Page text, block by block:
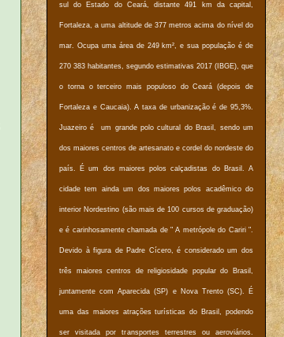
sul do Estado do Ceará, distante 491 km da capital,
Fortaleza, a uma altitude de 377 metros acima do nível do
mar. Ocupa uma área de 249 km², e sua população é de
270 383 habitantes, segundo estimativas 2017 (IBGE), que
o torna o terceiro mais populoso do Ceará (depois de
Fortaleza e Caucaia). A taxa de urbanização é de 95,3%.
Juazeiro é um grande polo cultural do Brasil, sendo um
dos maiores centros de artesanato e cordel do nordeste do
país. É um dos maiores polos calçadistas do Brasil. A
cidade tem ainda um dos maiores polos acadêmico do
interior Nordestino (são mais de 100 cursos de graduação)
e é carinhosamente chamada de " A metrópole do Cariri ".
Devido à figura de Padre Cícero, é considerado um dos
três maiores centros de religiosidade popular do Brasil,
juntamente com Aparecida (SP) e Nova Trento (SC). É
uma das maiores atrações turísticas do Brasil, podendo
ser visitada por transportes terrestres ou aeroviários.